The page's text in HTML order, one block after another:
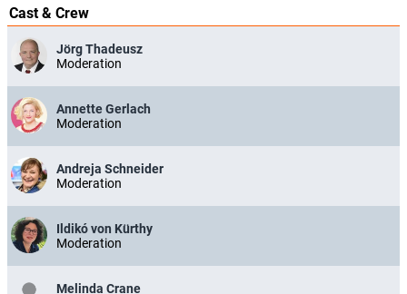
Cast & Crew
Jörg Thadeusz
Moderation
Annette Gerlach
Moderation
Andreja Schneider
Moderation
Ildikó von Kürthy
Moderation
Melinda Crane